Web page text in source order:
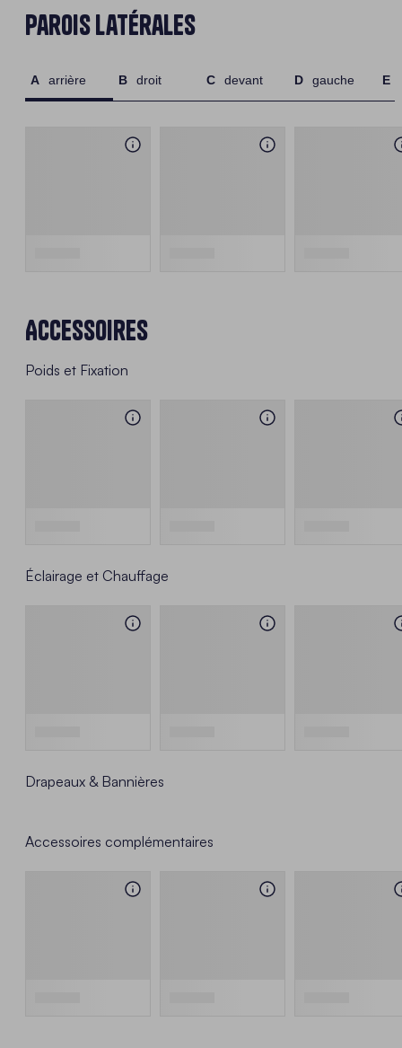
Parois latérales
arrière droit devant gauche
Accessoires
Poids et Fixation
Éclairage et Chauffage
Drapeaux & Bannières
Accessoires complémentaires